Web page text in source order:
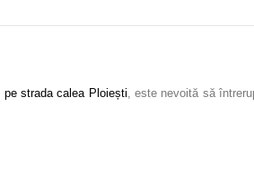
pe strada calea Ploiești , este nevoită să